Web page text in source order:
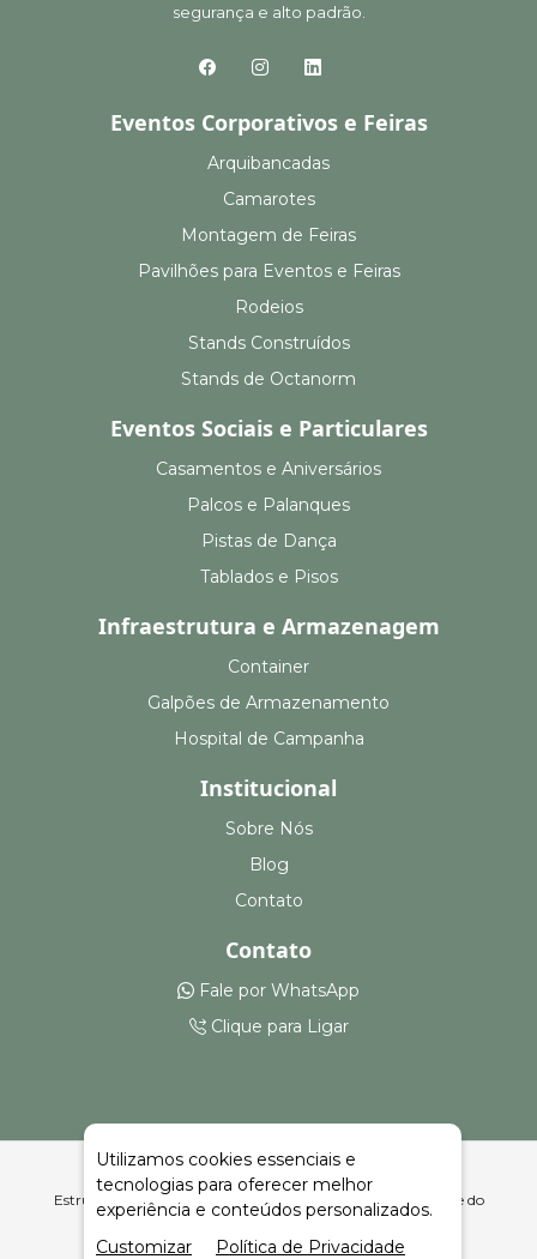
segurança e alto padrão.
Eventos Corporativos e Feiras
Arquibancadas
Camarotes
Montagem de Feiras
Pavilhões para Eventos e Feiras
Rodeios
Stands Construídos
Stands de Octanorm
Eventos Sociais e Particulares
Casamentos e Aniversários
Palcos e Palanques
Pistas de Dança
Tablados e Pisos
Infraestrutura e Armazenagem
Container
Galpões de Armazenamento
Hospital de Campanha
Institucional
Sobre Nós
Blog
Contato
Contato
Fale por WhatsApp
Clique para Ligar
Estruturas para Feiras, Eventos e Armazenagem Diamante do
Sul | Celeiro Feiras e Eventos
Utilizamos cookies essenciais e
tecnologias para oferecer melhor
experiência e conteúdos personalizados.
Customizar
Política de Privacidade